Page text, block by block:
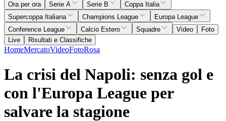
Ora per ora Serie A Serie B
Coppa Italia
Supercoppa Italiana
Champions League
Europa League
Conference League
Calcio Estero Squadre Video
Foto
Live
Risultati e Classifiche
HomeMercatoVideoFotoRosa
La crisi del Napoli: senza gol e
con l'Europa League per
salvare la stagione